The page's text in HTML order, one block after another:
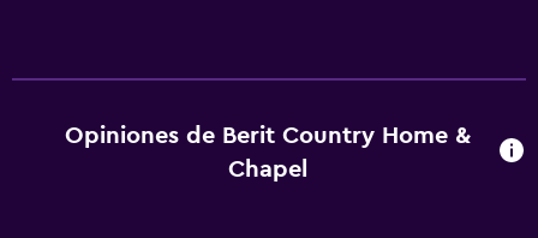
Opiniones de Berit Country Home &
Chapel